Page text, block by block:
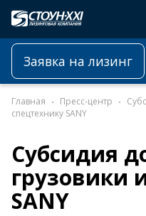
Заявка на лизинг
Главная Пресс-центр
спецтехнику SANY
Субсидия
грузовики
SANY